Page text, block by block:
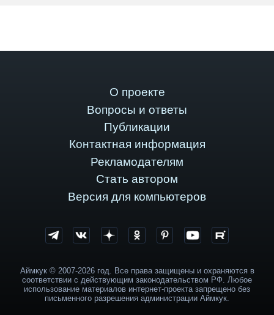
О проекте
Вопросы и ответы
Публикации
Контактная информация
Рекламодателям
Стать автором
Версия для компьютеров
Аймкук © 2007-2026 год. Все права защищены и охраняются в
соответствии с действующим законодательством РФ. Любое
использование материалов интернет-проекта запрещено без
письменного разрешения администрации Аймкук.